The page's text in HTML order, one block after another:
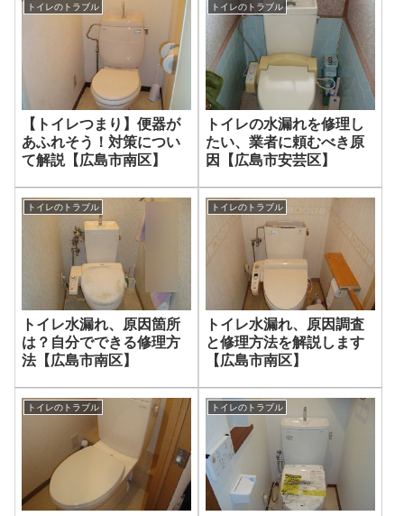
トイレのトラブル
【トイレつまり】便器が
あふれそう！対策につい
て解説【広島市南区】
トイレのトラブル
トイレの水漏れを修理し
たい、業者に頼むべき原
因【広島市安芸区】
トイレのトラブル
トイレ水漏れ、原因箇所
は？自分でできる修理方
法【広島市南区】
トイレのトラブル
トイレ水漏れ、原因調査
と修理方法を解説します
【広島市南区】
トイレのトラブル トイレのトラブル